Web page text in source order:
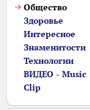
Общество
Здоровье
Интересное
Знаменитости
Технологии
ВИДЕО - Music
Clip